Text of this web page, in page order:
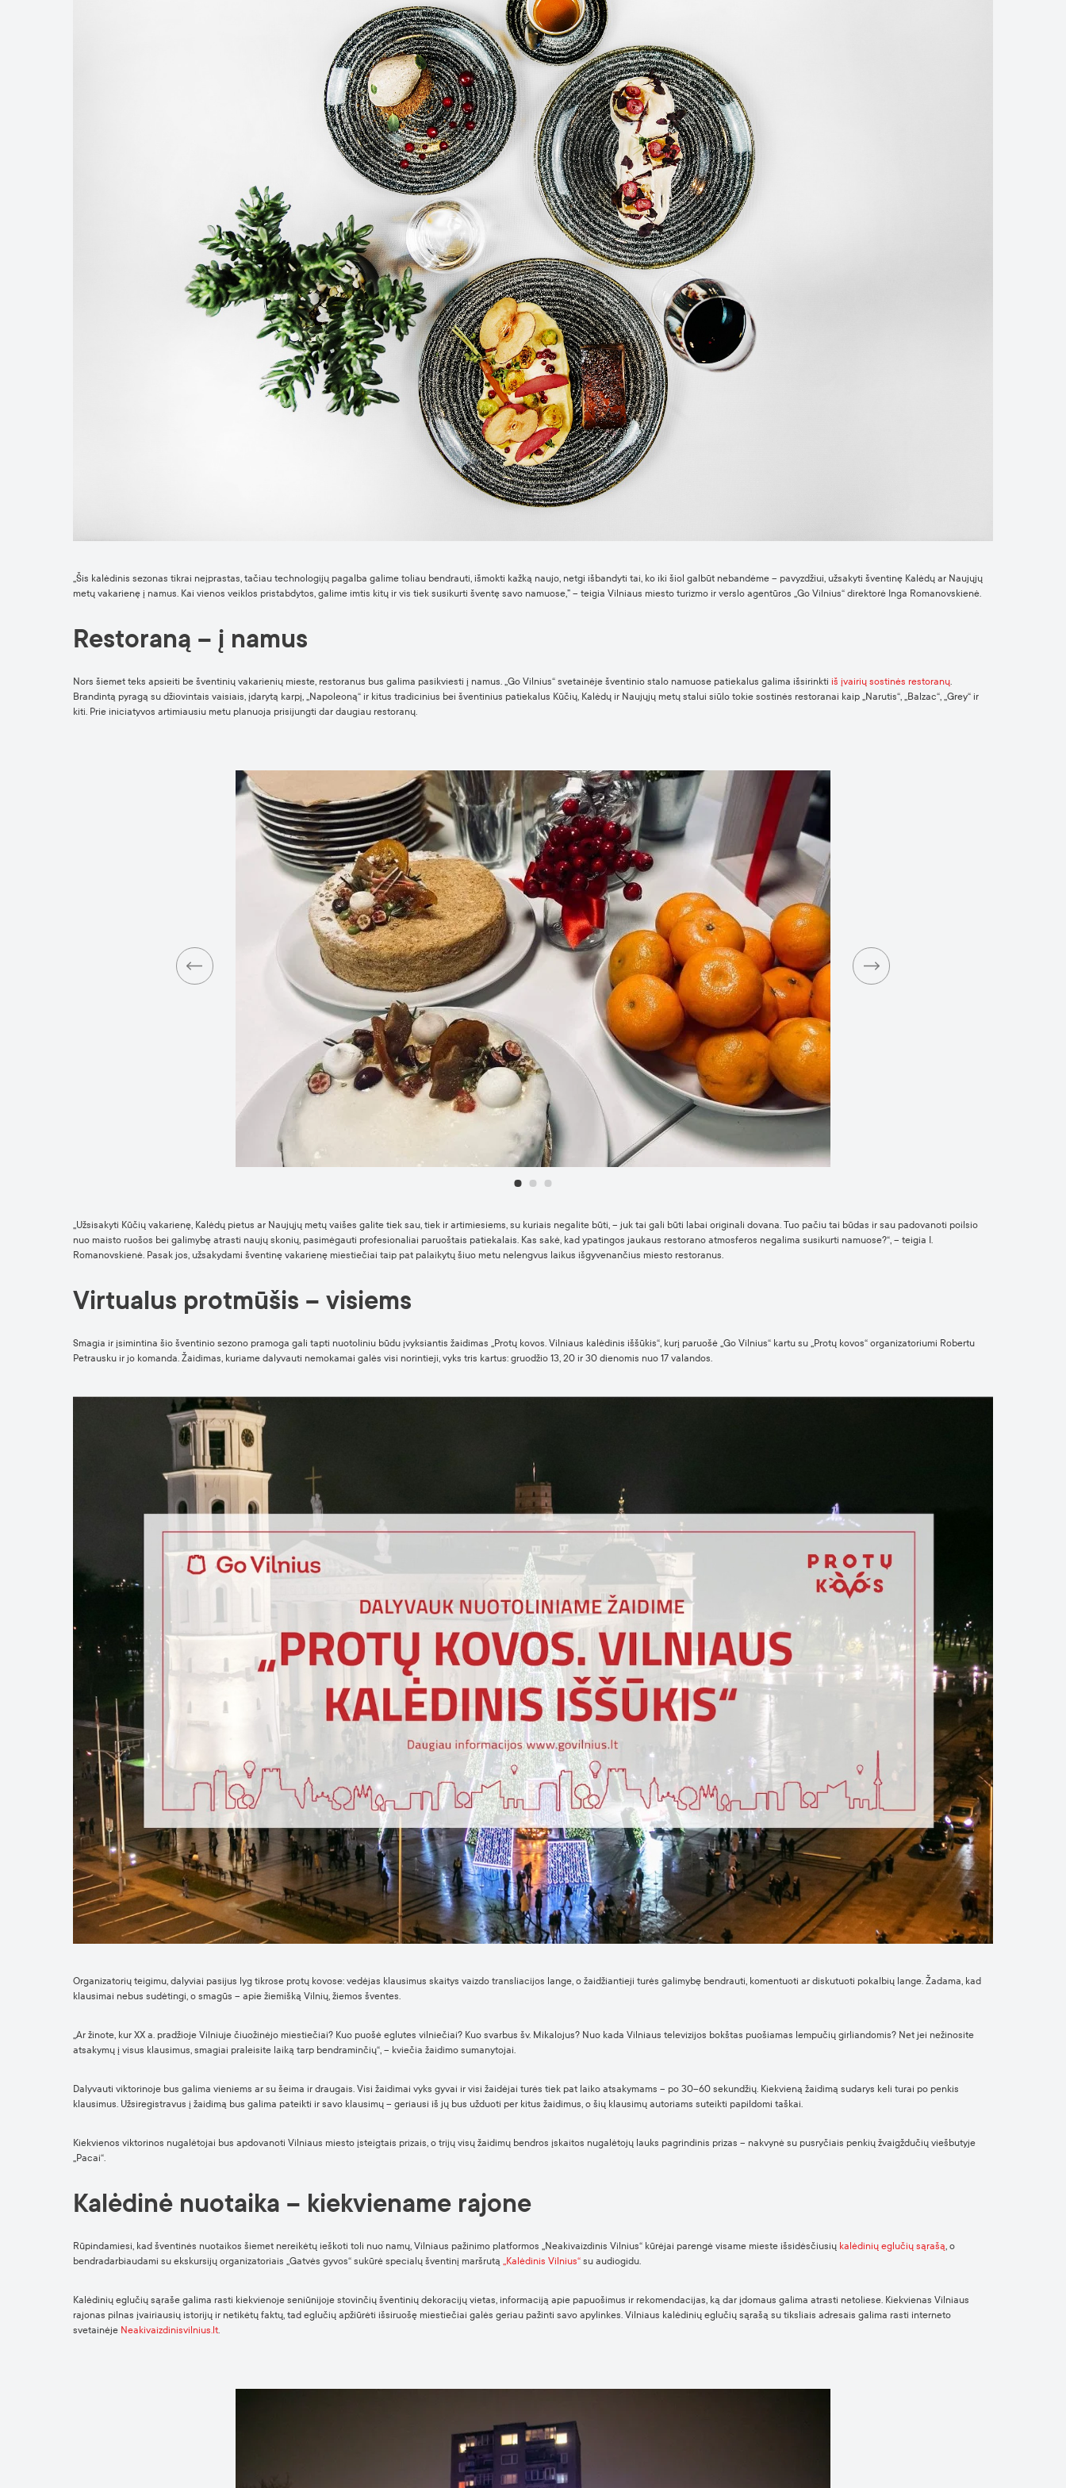
„Šis kalėdinis sezonas tikrai neįprastas, tačiau technologijų pagalba galime toliau bendrauti, išmokti kažką naujo, netgi išbandyti tai, ko iki šiol galbūt nebandėme – pavyzdžiui, užsakyti šventinę Kalėdų ar Naujųjų
metų vakarienę į namus. Kai vienos veiklos pristabdytos, galime imtis kitų ir vis tiek susikurti šventę savo namuose,” – teigia Vilniaus miesto turizmo ir verslo agentūros „Go Vilnius“ direktorė Inga Romanovskienė.
Restoraną – į namus
Nors šiemet teks apsieiti be šventinių vakarienių mieste, restoranus bus galima pasikviesti į namus. „Go Vilnius“ svetainėje šventinio stalo namuose patiekalus galima išsirinkti iš įvairių sostinės restoranų
Brandintą pyragą su džiovintais vaisiais, įdarytą karpį, „Napoleoną“ ir kitus tradicinius bei šventinius patiekalus Kūčių, Kalėdų ir Naujųjų metų stalui siūlo tokie sostinės restoranai kaip „Narutis“, „Balzac“, „Grey“ ir
kiti. Prie iniciatyvos artimiausiu metu planuoja prisijungti dar daugiau restoranų.
„Užsisakyti Kūčių vakarienę, Kalėdų pietus ar Naujųjų metų vaišes galite tiek sau, tiek ir artimiesiems, su kuriais negalite būti, – juk tai gali būti labai originali dovana. Tuo pačiu tai būdas ir sau padovanoti poilsio
nuo maisto ruošos bei galimybę atrasti naujų skonių, pasimėgauti profesionaliai paruoštais patiekalais. Kas sakė, kad ypatingos jaukaus restorano atmosferos negalima susikurti namuose?“, – teigia I.
Romanovskienė. Pasak jos, užsakydami šventinę vakarienę miestiečiai taip pat palaikytų šiuo metu nelengvus laikus išgyvenančius miesto restoranus.
Virtualus protmūšis – visiems
Smagia ir įsimintina šio šventinio sezono pramoga gali tapti nuotoliniu būdu įvyksiantis žaidimas „Protų kovos. Vilniaus kalėdinis iššūkis“, kurį paruošė „Go Vilnius“ kartu su „Protų kovos“ organizatoriumi Robertu
Petrausku ir jo komanda. Žaidimas, kuriame dalyvauti nemokamai galės visi norintieji, vyks tris kartus: gruodžio 13, 20 ir 30 dienomis nuo 17 valandos.
Organizatorių teigimu, dalyviai pasijus lyg tikrose protų kovose: vedėjas klausimus skaitys vaizdo transliacijos lange, o žaidžiantieji turės galimybę bendrauti, komentuoti ar diskutuoti pokalbių lange. Žadama, kad
klausimai nebus sudėtingi, o smagūs – apie žiemišką Vilnių, žiemos šventes.
„Ar žinote, kur XX a. pradžioje Vilniuje čiuožinėjo miestiečiai? Kuo puošė eglutes vilniečiai? Kuo svarbus šv. Mikalojus? Nuo kada Vilniaus televizijos bokštas puošiamas lempučių girliandomis? Net jei nežinosite
atsakymų į visus klausimus, smagiai praleisite laiką tarp bendraminčių“, – kviečia žaidimo sumanytojai.
Dalyvauti viktorinoje bus galima vieniems ar su šeima ir draugais. Visi žaidimai vyks gyvai ir visi žaidėjai turės tiek pat laiko atsakymams – po 30–60 sekundžių. Kiekvieną žaidimą sudarys keli turai po penkis
klausimus. Užsiregistravus į žaidimą bus galima pateikti ir savo klausimų – geriausi iš jų bus užduoti per kitus žaidimus, o šių klausimų autoriams suteikti papildomi taškai.
Kiekvienos viktorinos nugalėtojai bus apdovanoti Vilniaus miesto įsteigtais prizais, o trijų visų žaidimų bendros įskaitos nugalėtojų lauks pagrindinis prizas – nakvynė su pusryčiais penkių žvaigždučių viešbutyje
„Pacai“.
Kalėdinė nuotaika – kiekviename rajone
Rūpindamiesi, kad šventinės nuotaikos šiemet nereikėtų ieškoti toli nuo namų, Vilniaus pažinimo platformos „Neakivaizdinis Vilnius“ kūrėjai parengė visame mieste išsidėsčiusių kalėdinių eglučių sąrašą, o
bendradarbiaudami su ekskursijų organizatoriais „Gatvės gyvos“ sukūrė specialų šventinį maršrutą „Kalėdinis Vilnius“ su audiogidu.
Kalėdinių eglučių sąraše galima rasti kiekvienoje seniūnijoje stovinčių šventinių dekoracijų vietas, informaciją apie papuošimus ir rekomendacijas, ką dar įdomaus galima atrasti netoliese. Kiekvienas Vilniaus
rajonas pilnas įvairiausių istorijų ir netikėtų faktų, tad eglučių apžiūrėti išsiruošę miestiečiai galės geriau pažinti savo apylinkes. Vilniaus kalėdinių eglučių sąrašą su tiksliais adresais galima rasti interneto
svetainėje Neakivaizdinisvilnius.lt.